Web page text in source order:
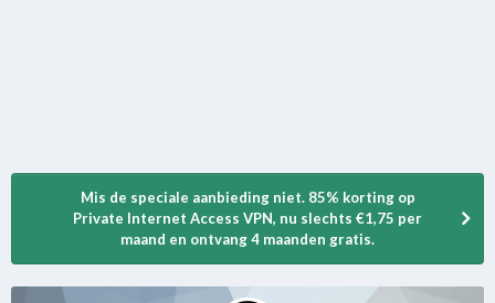
Mis de speciale aanbieding niet. 85% korting op
Private Internet Access VPN, nu slechts €1,75 per
maand en ontvang 4 maanden gratis.